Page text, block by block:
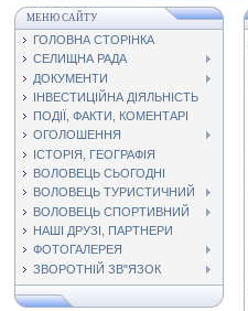
МЕНЮ САЙТУ
ГОЛОВНА СТОРІНКА
СЕЛИЩНА РАДА
ДОКУМЕНТИ
ІНВЕСТИЦІЙНА ДІЯЛЬНІСТЬ
ПОДІЇ, ФАКТИ, КОМЕНТАРІ
ОГОЛОШЕННЯ
ІСТОРІЯ, ГЕОГРАФІЯ
ВОЛОВЕЦЬ СЬОГОДНІ
ВОЛОВЕЦЬ ТУРИСТИЧНИЙ
ВОЛОВЕЦЬ СПОРТИВНИЙ
НАШІ ДРУЗІ, ПАРТНЕРИ
ФОТОГАЛЕРЕЯ
ЗВОРОТНІЙ ЗВ"ЯЗОК